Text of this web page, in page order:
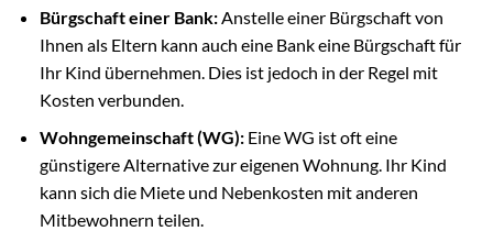
Bürgschaft einer Bank:Anstelle einer Bürgschaft von
Ihnen als Eltern kann auch eine Bank eine Bürgschaft für
Ihr Kind übernehmen. Dies ist jedoch in der Regel mit
Kosten verbunden.
Wohngemeinschaft (WG):Eine WG ist oft eine
günstigere Alternative zur eigenen Wohnung. Ihr Kind
kann sich die Miete und Nebenkosten mit anderen
Mitbewohnern teilen.